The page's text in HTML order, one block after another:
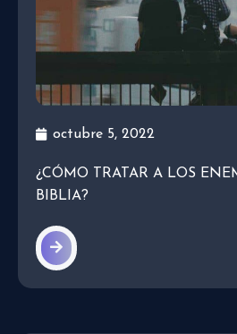
octubre 5, 2022
¿CÓMO TRATAR A LOS
BIBLIA?